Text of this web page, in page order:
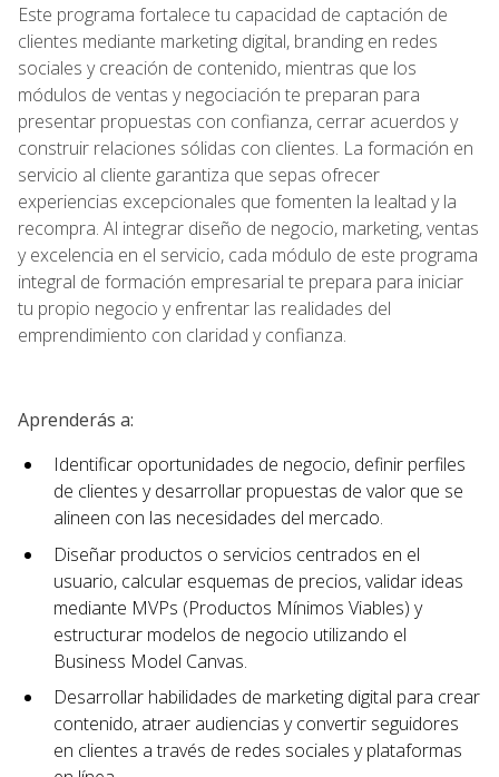
Este programa fortalece tu capacidad de captación de
clientes mediante marketing digital, branding en redes
sociales y creación de contenido, mientras que los
módulos de ventas y negociación te preparan para
presentar propuestas con confianza, cerrar acuerdos y
construir relaciones sólidas con clientes. La formación en
servicio al cliente garantiza que sepas ofrecer
experiencias excepcionales que fomenten la lealtad y la
recompra. Al integrar diseño de negocio, marketing, ventas
y excelencia en el servicio, cada módulo de este programa
integral de formación empresarial te prepara para iniciar
tu propio negocio y enfrentar las realidades del
emprendimiento con claridad y confianza.
Aprenderás a:
Identificar oportunidades de negocio, definir perfiles
de clientes y desarrollar propuestas de valor que se
alineen con las necesidades del mercado.
Diseñar productos o servicios centrados en el
usuario, calcular esquemas de precios, validar ideas
mediante MVPs (Productos Mínimos Viables) y
estructurar modelos de negocio utilizando el
Business Model Canvas.
Desarrollar habilidades de marketing digital para crear
contenido, atraer audiencias y convertir seguidores
en clientes a través de redes sociales y plataformas